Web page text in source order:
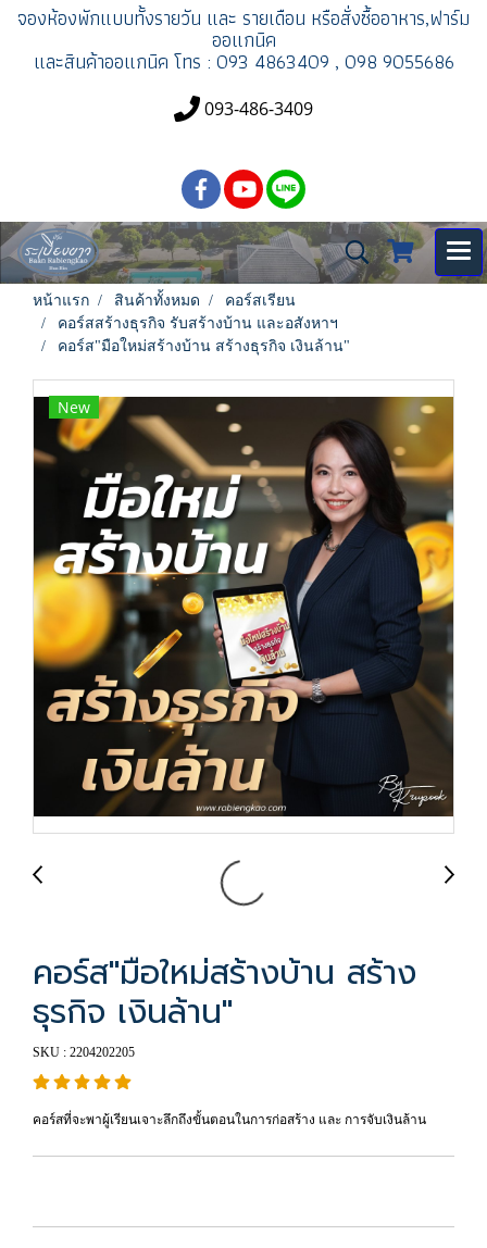
จองห้องพักแบบทั้งรายวัน และ รายเดือน หรือสั่งซื้ออาหาร,ฟาร์ม
ออแกนิค
และสินค้าออแกนิค โทร : 093 4863409 , 098 9055686
093-486-3409
หน้าแรก สินค้าทั้งหมด
คอร์สเรียน
คอร์สสร้างธุรกิจ รับสร้างบ้าน และอสังหาฯ
คอร์ส"มือใหม่สร้างบ้าน สร้างธุรกิจ เงินล้าน"
New
คอร์ส"มือใหม่สร้างบ้าน สร้าง
ธุรกิจ เงินล้าน"
SKU : 2204202205
คอร์สที่จะพาผู้เรียนเจาะลึกถึงขั้นตอนในการก่อสร้าง และ การจับเงินล้าน